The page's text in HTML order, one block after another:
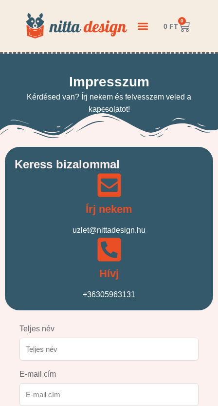
0 FT
0
Impresszum
Kérdésed van? Írj nekem és felvesszem veled a
kapcsolatot!
Keress bizalommal
Írj nekem
uzlet@nittadesign.hu
Hívj
+36305963131
Teljes név
E-mail cím